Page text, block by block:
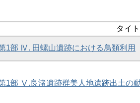
タイ
1部 Ⅳ. 田螺山遺跡における鳥類利用
1部 Ⅴ.良渚遺跡群美人地遺跡出土の